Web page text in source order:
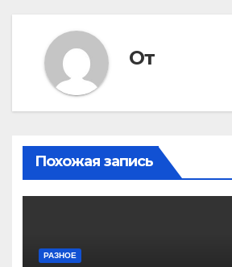
От
Похожая запись
РАЗНОЕ